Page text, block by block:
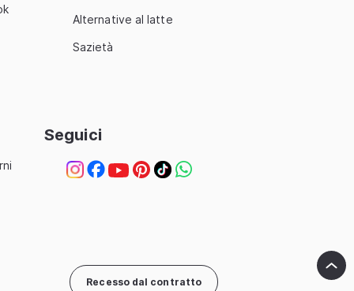
Alternative al latte
Sazietà
Seguici
Instagram
Facebook
YouTubePinterest
TikTokWhatsApp
Recesso dal contratto